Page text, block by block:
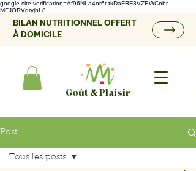
google-site-verification=Af96NLa4or6t-tkDaFRF8VZEWCnbr-
MFJORVgryjbL8
BILAN NUTRITIONNEL OFFERT
À DOMICILE
Goût & Plaisir
Post
Tous les posts